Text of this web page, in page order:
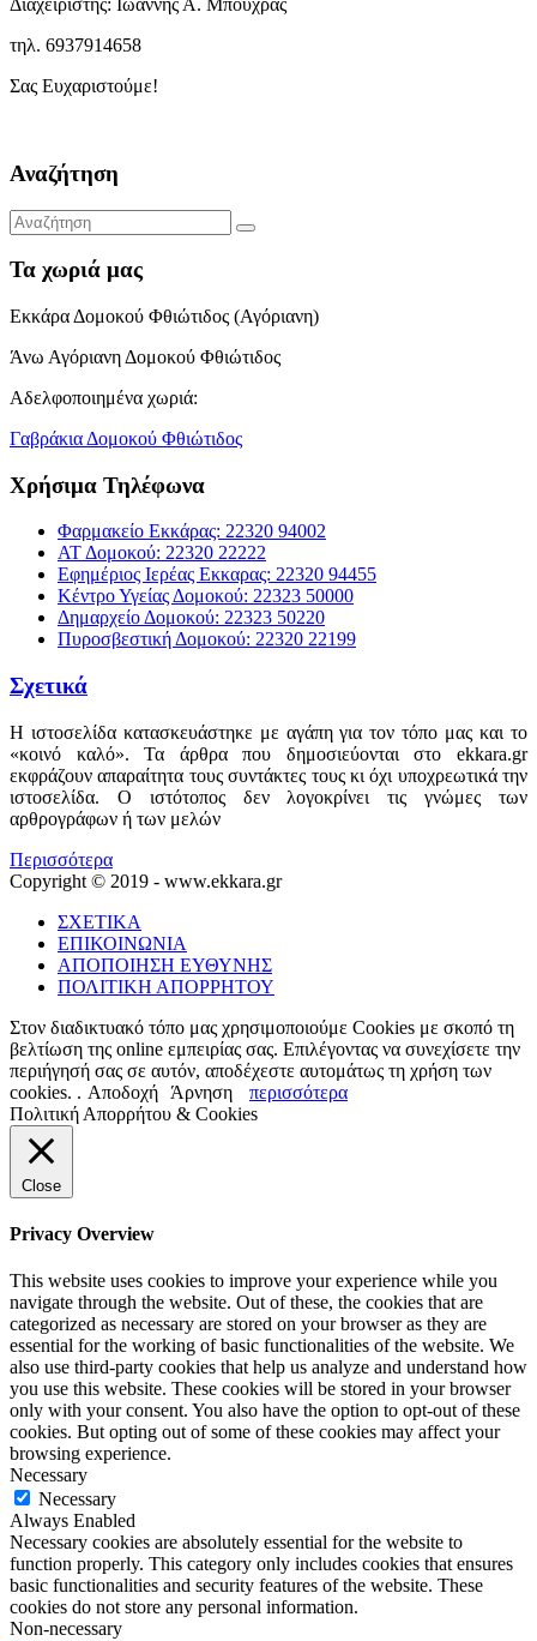
Διαχειριστής: Ιωάννης Α. Μπούχρας
τηλ. 6937914658
Σας Ευχαριστούμε!
Αναζήτηση
Τα χωριά μας
Εκκάρα Δομοκού Φθιώτιδος (Αγόριανη)
Άνω Αγόριανη Δομοκού Φθιώτιδος
Αδελφοποιημένα χωριά:
Γαβράκια Δομοκού Φθιώτιδος
Χρήσιμα Τηλέφωνα
Φαρμακείο Εκκάρας: 22320 94002
ΑΤ Δομοκού: 22320 22222
Εφημέριος Ιερέας Εκκαρας: 22320 94455
Κέντρο Υγείας Δομοκού: 22323 50000
Δημαρχείο Δομοκού: 22323 50220
Πυροσβεστική Δομοκού: 22320 22199
Σχετικά
Η ιστοσελίδα κατασκευάστηκε με αγάπη για τον τόπο μας και το
«κοινό καλό». Τα άρθρα που δημοσιεύονται στο ekkara.gr
εκφράζουν απαραίτητα τους συντάκτες τους κι όχι υποχρεωτικά την
ιστοσελίδα. Ο ιστότοπος δεν λογοκρίνει τις γνώμες των
αρθρογράφων ή των μελών
Περισσότερα
Copyright © 2019 - www.ekkara.gr
ΣΧΕΤΙΚΑ
ΕΠΙΚΟΙΝΩΝΙΑ
ΑΠΟΠΟΙΗΣΗ ΕΥΘΥΝΗΣ
ΠΟΛΙΤΙΚΗ ΑΠΟΡΡΗΤΟΥ
Στον διαδικτυακό τόπο μας χρησιμοποιούμε Cookies με σκοπό τη
βελτίωση της online εμπειρίας σας. Επιλέγοντας να συνεχίσετε την
περιήγησή σας σε αυτόν, αποδέχεστε αυτομάτως τη χρήση των
cookies. . Αποδοχή Άρνηση
περισσότερα
Πολιτική Απορρήτου & Cookies
Close
Privacy Overview
This website uses cookies to improve your experience while you
navigate through the website. Out of these, the cookies that are
categorized as necessary are stored on your browser as they are
essential for the working of basic functionalities of the website. We
also use third-party cookies that help us analyze and understand how
you use this website. These cookies will be stored in your browser
only with your consent. You also have the option to opt-out of these
cookies. But opting out of some of these cookies may affect your
browsing experience.
Necessary
Necessary
Always Enabled
Necessary cookies are absolutely essential for the website to
function properly. This category only includes cookies that ensures
basic functionalities and security features of the website. These
cookies do not store any personal information.
Non-necessary